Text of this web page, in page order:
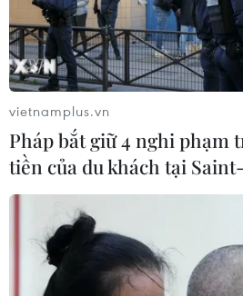
vietnamplus.vn
Pháp bắt giữ 4 nghi phạm
tiền của du khách tại